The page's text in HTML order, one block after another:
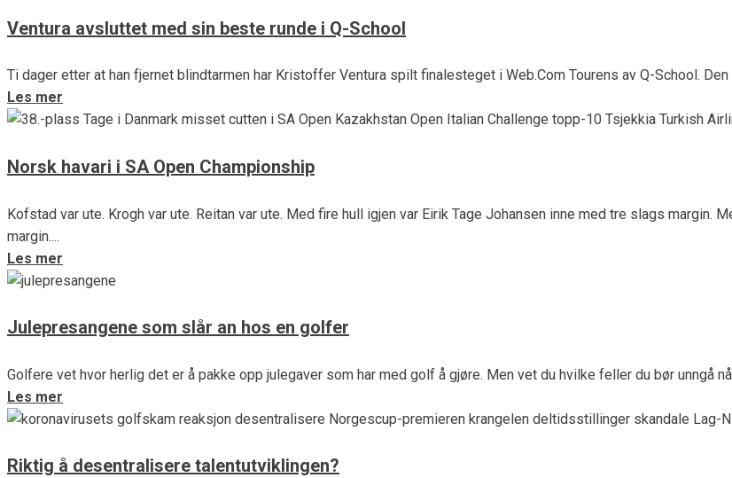
Ventura avsluttet med sin beste runde i Q-School
Ti dager etter at han fjernet blindtarmen har Kristoffer Ventura spilt finalesteget i Web.Com Tourens av Q-School.
Les mer
Norsk havari i SA Open Championship
Kofstad var ute. Krogh var ute. Reitan var ute. Med fire hull igjen var Eirik Tage Johansen inne med tre slags margin.
margin....
Les mer
Julepresangene som slår an hos en golfer
Golfere vet hvor herlig det er å pakke opp julegaver som har med golf å gjøre. Men vet du hvilke feller du bør unngå
Les mer
Riktig å desentralisere talentutviklingen?